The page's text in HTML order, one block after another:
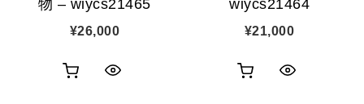
物 – wiycs21465
¥26,000
wiycs21464
¥21,000